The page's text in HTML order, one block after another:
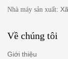
Nhà máy sản xuất:
Về chúng tôi
Giới thiệu